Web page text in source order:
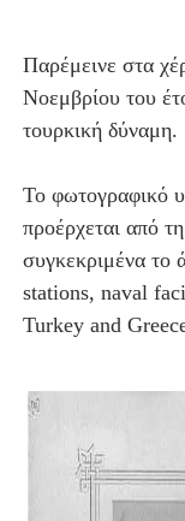
Παρέμεινε στα
Νοεμβρίου του
τουρκική δύναμη.
Το φωτογραφικό
προέρχεται από
συγκεκριμένα
stations, naval
Turkey and